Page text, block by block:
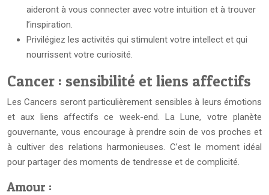
aideront à vous connecter avec votre intuition et à trouver
l’inspiration.
Privilégiez les activités qui stimulent votre intellect et qui
nourrissent votre curiosité.
Cancer : sensibilité et liens affectifs
Les Cancers seront particulièrement sensibles à leurs émotions
et aux liens affectifs ce week-end. La Lune, votre planète
gouvernante, vous encourage à prendre soin de vos proches et
à cultiver des relations harmonieuses. C’est le moment idéal
pour partager des moments de tendresse et de complicité.
Amour :